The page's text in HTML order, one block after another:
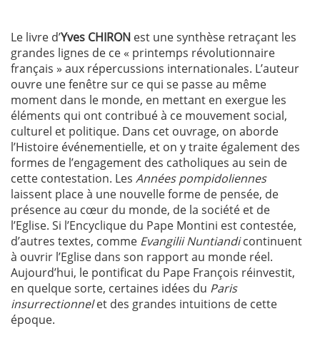
Le livre d’Yves CHIRON est une synthèse retraçant les
grandes lignes de ce « printemps révolutionnaire
français » aux répercussions internationales. L’auteur
ouvre une fenêtre sur ce qui se passe au même
moment dans le monde, en mettant en exergue les
éléments qui ont contribué à ce mouvement social,
culturel et politique. Dans cet ouvrage, on aborde
l’Histoire événementielle, et on y traite également des
formes de l’engagement des catholiques au sein de
cette contestation. Les Années pompidoliennes
laissent place à une nouvelle forme de pensée, de
présence au cœur du monde, de la société et de
l’Eglise. Si l’Encyclique du Pape Montini est contestée,
d’autres textes, comme Evangilii Nuntiandicontinuent
à ouvrir l’Eglise dans son rapport au monde réel.
Aujourd’hui, le pontificat du Pape François réinvestit,
en quelque sorte, certaines idées du Paris
insurrectionnelet des grandes intuitions de cette
époque.